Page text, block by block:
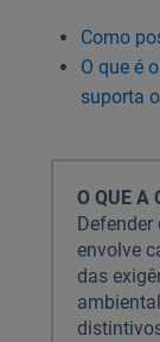
Como
O que é
suporta
O QUE A
Defender
envolve
das